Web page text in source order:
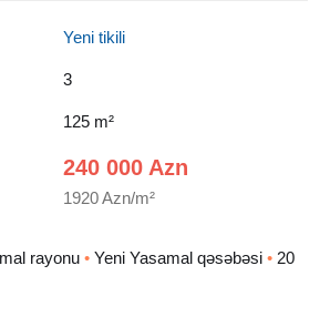
Yeni tikili
3
125 m²
240 000 Azn
1920 Azn/m²
rayonu • Yeni Yasamal qəsəbəsi • 20